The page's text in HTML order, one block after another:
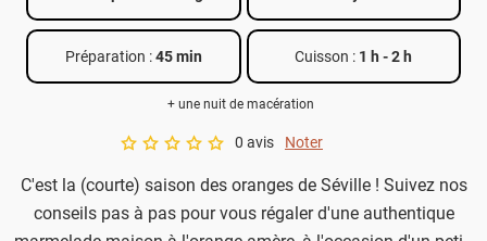
Actus
Téléchargez l'app Saveurs Recettes
Préparation :45 min Cuisson : 1 h -2 h
+ une nuit de macération
A star rating of 0 out of 5.
0 avis Noter
C'est la (courte) saison des oranges de Séville ! Suivez nos
conseils pas à pas pour vous régaler d'une authentique